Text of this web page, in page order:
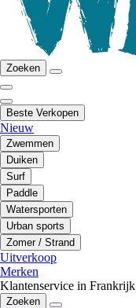
Zoeken
Beste Verkopen
Nieuw
Zwemmen
Duiken
Surf
Paddle
Watersporten
Urban sports
Zomer / Strand
Uitverkoop
Merken
Klantenservice in Frankrijk
Zoeken